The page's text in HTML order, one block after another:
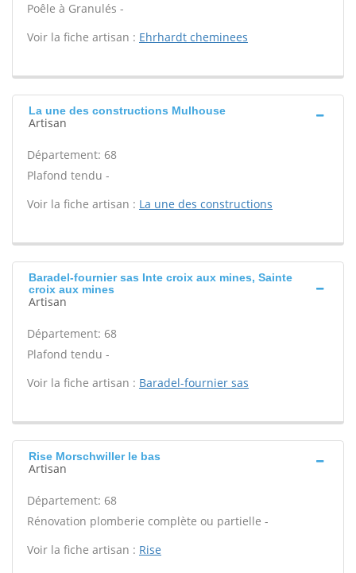
Poêle à Granulés -
Voir la fiche artisan : Ehrhardt cheminees
La une des constructions Mulhouse
Artisan
Département: 68
Plafond tendu -
Voir la fiche artisan : La une des constructions
Baradel-fournier sas Inte croix aux mines, Sainte
croix aux mines
Artisan
Département: 68
Plafond tendu -
Voir la fiche artisan : Baradel-fournier sas
Rise Morschwiller le bas
Artisan
Département: 68
Rénovation plomberie complète ou partielle -
Voir la fiche artisan : Rise